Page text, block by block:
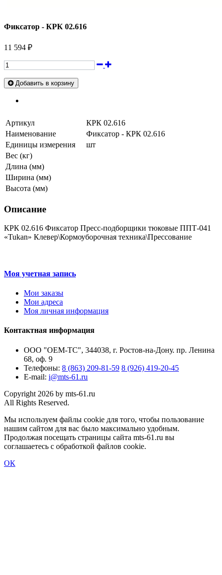
Фиксатор - КРК 02.616
11 594 ₽
Добавить в корзину
Артикул
КРК 02.616
Наименование
Фиксатор - КРК 02.616
Единицы измерения
шт
Вес (кг)
Длина (мм)
Ширина (мм)
Высота (мм)
Описание
КРК 02.616 Фиксатор Пресс-подборщики тюковые ППТ-041
«Tukan» Клевер\Кормоуборочная техника\Прессование
Моя учетная запись
Мои заказы
Мои адреса
Моя личная информация
Контактная информация
ООО "ОЕМ-ТС", 344038, г. Ростов-на-Дону. пр. Ленина
68, оф. 9
Телефоны: 8 (863) 209-81-59 8 (926) 419-20-45
E-mail: i@mts-61.ru
Copyright 2026 by mts-61.ru
All Rights Reserved.
Мы используем файлы cookie для того, чтобы пользование
нашим сайтом для вас было максимально удобным.
Продолжая посещать страницы сайта mts-61.ru вы
соглашаетесь с обработкой файлов cookie.
ОК